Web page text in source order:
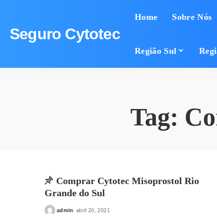
Seguro Cytotec
Home Sobre Nós
Região Sul
Tag:
Comprar Cytotec Misoprostol Rio
Grande do Sul
Posted
admin abril 20, 2021